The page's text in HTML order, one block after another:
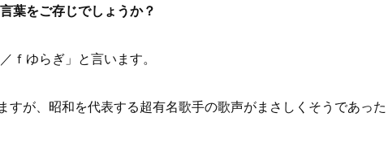
葉をご存じでしょうか？
ｆゆらぎ」と言います。
が、昭和を代表する超有名歌手の歌声がまさしくそうであった